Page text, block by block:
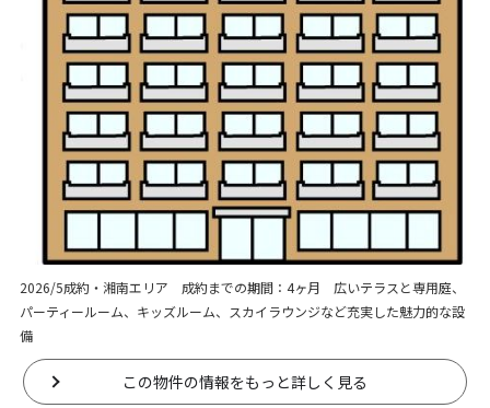
2026/5成約・湘南エリア 成約までの期間：4ヶ月 広いテラスと専用庭、
パーティールーム、キッズルーム、スカイラウンジなど充実した魅力的な設
備
この物件の情報をもっと詳しく見る